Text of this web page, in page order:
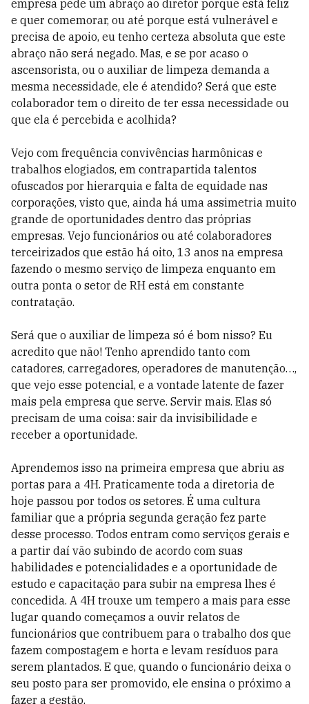
empresa pede um abraço ao diretor porque está feliz
e quer comemorar, ou até porque está vulnerável e
precisa de apoio, eu tenho certeza absoluta que este
abraço não será negado. Mas, e se por acaso o
ascensorista, ou o auxiliar de limpeza demanda a
mesma necessidade, ele é atendido? Será que este
colaborador tem o direito de ter essa necessidade ou
que ela é percebida e acolhida?
Vejo com frequência convivências harmônicas e
trabalhos elogiados, em contrapartida talentos
ofuscados por hierarquia e falta de equidade nas
corporações, visto que, ainda há uma assimetria muito
grande de oportunidades dentro das próprias
empresas. Vejo funcionários ou até colaboradores
terceirizados que estão há oito, 13 anos na empresa
fazendo o mesmo serviço de limpeza enquanto em
outra ponta o setor de RH está em constante
contratação.
Será que o auxiliar de limpeza só é bom nisso? Eu
acredito que não! Tenho aprendido tanto com
catadores, carregadores, operadores de manutenção…,
que vejo esse potencial, e a vontade latente de fazer
mais pela empresa que serve. Servir mais. Elas só
precisam de uma coisa: sair da invisibilidade e
receber a oportunidade.
Aprendemos isso na primeira empresa que abriu as
portas para a 4H. Praticamente toda a diretoria de
hoje passou por todos os setores. É uma cultura
familiar que a própria segunda geração fez parte
desse processo. Todos entram como serviços gerais e
a partir daí vão subindo de acordo com suas
habilidades e potencialidades e a oportunidade de
estudo e capacitação para subir na empresa lhes é
concedida. A 4H trouxe um tempero a mais para esse
lugar quando começamos a ouvir relatos de
funcionários que contribuem para o trabalho dos que
fazem compostagem e horta e levam resíduos para
serem plantados. E que, quando o funcionário deixa o
seu posto para ser promovido, ele ensina o próximo a
fazer a gestão.